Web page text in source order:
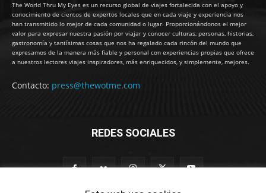
The World Thru My Eyes es un recurso global de viajes fortalecida con el apoyo y
conocimiento de cientos de expertos locales que en cada viaje y experiencia nos
han transmitido lo mejor de cada comunidad o lugar. Proporcionándonos el mejor
valor para expresar nuestra pasión por viajar y conocer culturas, personas, historias,
gastronomía y tantísimas cosas que nos ha regalado cada rincón del mundo que
expresamos de la manera más fiable y personal con experiencias propias que ofrece
a nuestros lectores viajes inspiradores, más enriquecidos, y simplemente, mejores.
Contacto: press@thewotme.com
REDES SOCIALES